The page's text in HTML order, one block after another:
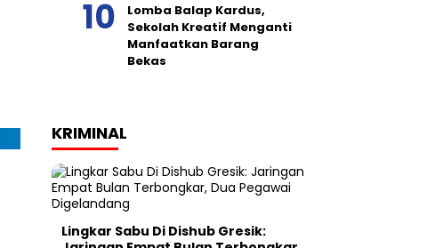
Lomba Balap Kardus,
Sekolah Kreatif Menganti
Manfaatkan Barang
Bekas
KRIMINAL
Lingkar Sabu Di Dishub Gresik: